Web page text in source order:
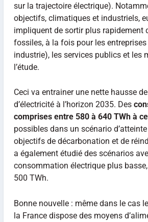
sur la trajectoire électrique).
objectifs, climatiques et industriels,
impliquent de sortir plus rapidement
fossiles, à la fois pour les
industrie), les services publics et les
l’étude.
Ceci va entrainer une nette hausse
d’électricité à l’horizon 2035. Des
comprises entre 580 à 640 TWh à
possibles dans un scénario
objectifs de décarbonation et de
a également étudié des scénarios
consommation électrique plus basse,
500 TWh.
Bonne nouvelle : même dans le cas
la France dispose des moyens